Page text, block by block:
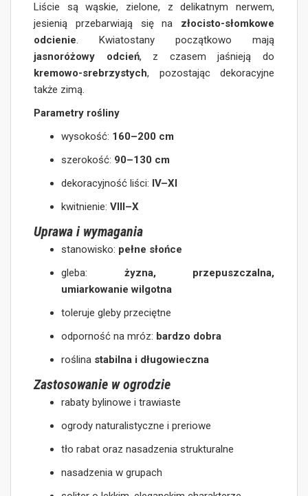
Liście są wąskie, zielone, z delikatnym nerwem,
jesienią przebarwiają się na złocisto-słomkowe
odcienie. Kwiatostany początkowo mają
jasnoróżowy odcień, z czasem jaśnieją do
kremowo-srebrzystych, pozostając dekoracyjne
także zimą.
Parametry rośliny
wysokość: 160–200 cm
szerokość: 90–130 cm
dekoracyjność liści: IV–XI
kwitnienie:VIII–X
Uprawa i wymagania
stanowisko: pełne słońce
gleba: żyzna, przepuszczalna,
umiarkowanie wilgotna
toleruje gleby przeciętne
odporność na mróz: bardzo dobra
roślina stabilna i długowieczna
Zastosowanie w ogrodzie
rabaty bylinowe i trawiaste
ogrody naturalistyczne i preriowe
tło rabat oraz nasadzenia strukturalne
nasadzenia w grupach